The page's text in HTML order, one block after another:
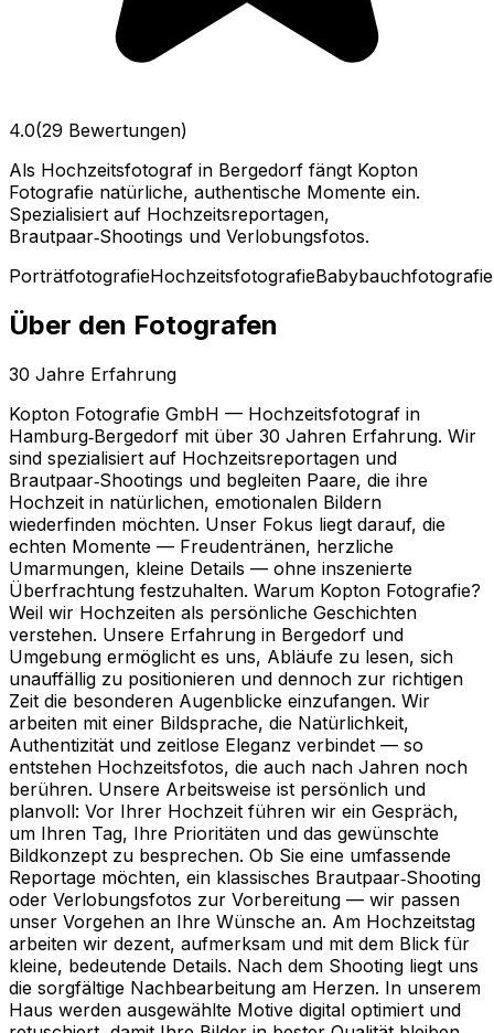
4.0(29 Bewertungen)
Als Hochzeitsfotograf in Bergedorf fängt Kopton
Fotografie natürliche, authentische Momente ein.
Spezialisiert auf Hochzeitsreportagen,
Brautpaar‑Shootings und Verlobungsfotos.
PorträtfotografieHochzeitsfotografieBabybauchfotografie
Über den Fotografen
30 Jahre Erfahrung
Kopton Fotografie GmbH — Hochzeitsfotograf in
Hamburg‑Bergedorf mit über 30 Jahren Erfahrung. Wir
sind spezialisiert auf Hochzeitsreportagen und
Brautpaar‑Shootings und begleiten Paare, die ihre
Hochzeit in natürlichen, emotionalen Bildern
wiederfinden möchten. Unser Fokus liegt darauf, die
echten Momente — Freudentränen, herzliche
Umarmungen, kleine Details — ohne inszenierte
Überfrachtung festzuhalten. Warum Kopton Fotografie?
Weil wir Hochzeiten als persönliche Geschichten
verstehen. Unsere Erfahrung in Bergedorf und
Umgebung ermöglicht es uns, Abläufe zu lesen, sich
unauffällig zu positionieren und dennoch zur richtigen
Zeit die besonderen Augenblicke einzufangen. Wir
arbeiten mit einer Bildsprache, die Natürlichkeit,
Authentizität und zeitlose Eleganz verbindet — so
entstehen Hochzeitsfotos, die auch nach Jahren noch
berühren. Unsere Arbeitsweise ist persönlich und
planvoll: Vor Ihrer Hochzeit führen wir ein Gespräch,
um Ihren Tag, Ihre Prioritäten und das gewünschte
Bildkonzept zu besprechen. Ob Sie eine umfassende
Reportage möchten, ein klassisches Brautpaar‑Shooting
oder Verlobungsfotos zur Vorbereitung — wir passen
unser Vorgehen an Ihre Wünsche an. Am Hochzeitstag
arbeiten wir dezent, aufmerksam und mit dem Blick für
kleine, bedeutende Details. Nach dem Shooting liegt uns
die sorgfältige Nachbearbeitung am Herzen. In unserem
Haus werden ausgewählte Motive digital optimiert und